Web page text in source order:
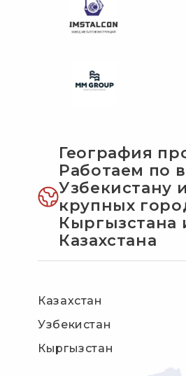
География
Работаем по
Узбекистану
крупных
Кыргызстана
Казахстана
Казахстан
Узбекистан
Кыргызстан